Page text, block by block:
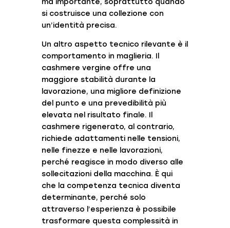
ma importante, soprattutto quando
si costruisce una collezione con
un’identità precisa.
Un altro aspetto tecnico rilevante è il
comportamento in maglieria. Il
cashmere vergine offre una
maggiore stabilità durante la
lavorazione, una migliore definizione
del punto e una prevedibilità più
elevata nel risultato finale. Il
cashmere rigenerato, al contrario,
richiede adattamenti nelle tensioni,
nelle finezze e nelle lavorazioni,
perché reagisce in modo diverso alle
sollecitazioni della macchina. È qui
che la competenza tecnica diventa
determinante, perché solo
attraverso l’esperienza è possibile
trasformare questa complessità in